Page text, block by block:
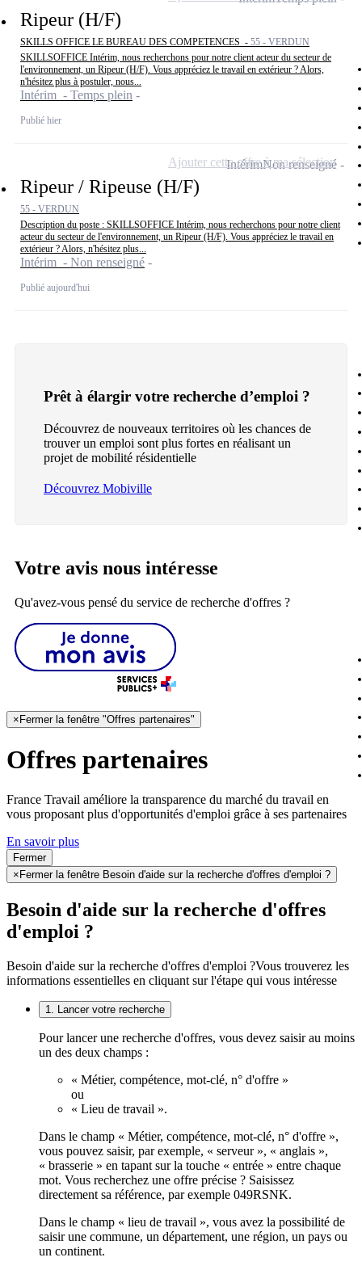
Ripeur (H/F)
SKILLS OFFICE LE BUREAU DES COMPETENCES - 55 - VERDUN
SKILLSOFFICE Intérim, nous recherchons pour notre client acteur du secteur de
l'environnement, un Ripeur (H/F). Vous appréciez le travail en extérieur ? Alors,
n'hésitez plus à postuler, nous...
Intérim - Temps plein
Publié hier
Ripeur / Ripeuse (H/F)
55 - VERDUN
Description du poste : SKILLSOFFICE Intérim, nous recherchons pour notre client
acteur du secteur de l'environnement, un Ripeur (H/F). Vous appréciez le travail en
extérieur ? Alors, n'hésitez plus...
Intérim - Non renseigné
Publié aujourd'hui
IntérimNon renseigné
Ajouter cette offre à ma sélection
Prêt à élargir votre recherche d’emploi ?
Découvrez de nouveaux territoires où les chances de
trouver un emploi sont plus fortes en réalisant un
projet de mobilité résidentielle
Découvrez Mobiville
Votre avis nous intéresse
Qu'avez-vous pensé du service de recherche d'offres ?
× Fermer la fenêtre "Offres partenaires"
Offres partenaires
France Travail améliore la transparence du marché du travail en
vous proposant plus d'opportunités d'emploi grâce à ses partenaires
En savoir plus
Fermer
× Fermer la fenêtre Besoin d'aide sur la recherche d'offres d'emploi ?
Besoin d'aide sur la recherche d'offres
d'emploi ?
Besoin d'aide sur la recherche d'offres d'emploi ?Vous trouverez les
informations essentielles en cliquant sur l'étape qui vous intéresse
1. Lancer votre recherche
Pour lancer une recherche d'offres, vous devez saisir au moins
un des deux champs :
« Métier, compétence, mot-clé, n° d'offre »
ou
« Lieu de travail ».
Dans le champ « Métier, compétence, mot-clé, n° d'offre »,
vous pouvez saisir, par exemple, « serveur », « anglais »,
« brasserie » en tapant sur la touche « entrée » entre chaque
mot. Vous recherchez une offre précise ? Saisissez
directement sa référence, par exemple 049RSNK.
Dans le champ « lieu de travail », vous avez la possibilité de
saisir une commune, un département, une région, un pays ou
un continent.